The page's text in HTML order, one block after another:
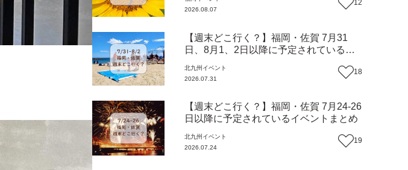
2026.08.07
12
【週末どこ行く？】福岡・佐賀 7月31
日、8月1、2日以降に予定されているイ
北九州 イベント
2026.07.31
18
【週末どこ行く？】福岡・佐賀 7月24-26
日以降に予定されているイベントまとめ
北九州 イベント
2026.07.24
19